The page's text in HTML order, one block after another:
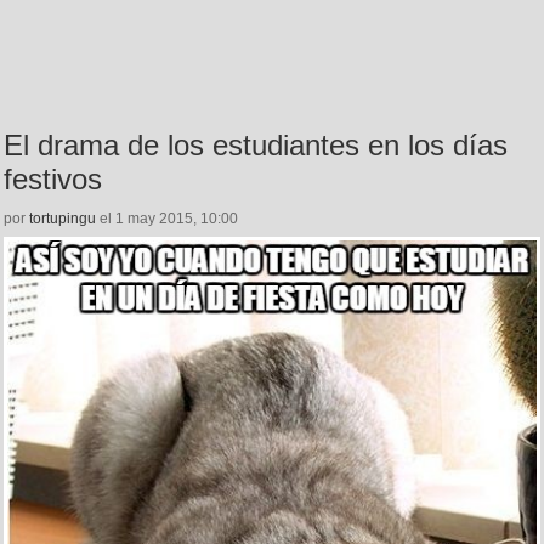
El drama de los estudiantes en los días
festivos
por tortupingu el 1 may 2015, 10:00